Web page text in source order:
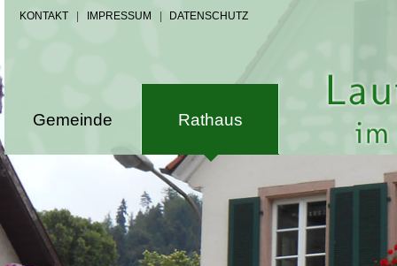
KONTAKT IMPRESSUM DATENSCHUTZ
Gemeinde Rathaus